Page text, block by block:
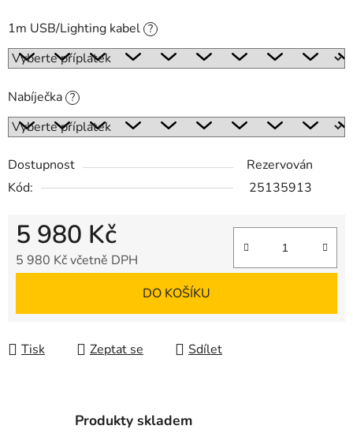
1m USB/Lighting kabel ?
Nabíječka ?
Dostupnost
Rezervován
Kód:
25135913
5 980 Kč
5 980 Kčvčetně DPH
DO KOŠÍKU
Tisk Zeptat se Sdílet
Produkty skladem